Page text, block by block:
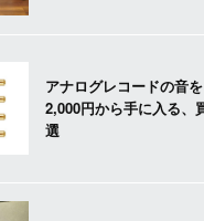
アナログレコードの音
2,000円から手に入る、
選